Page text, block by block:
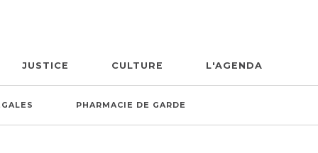
JUSTICE CULTURE L'AGENDA
PHARMACIE DE GARDE